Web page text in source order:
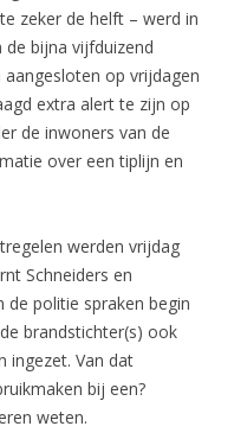
zeker de helft – werd in
bijna vijfduizend
op vrijdagen
extra alert te zijn op
de inwoners van de
over een tiplijn en
werden vrijdag
Schneiders en
politie spraken begin
brandstichter(s) ook
ingezet. Van dat
bij een?
weten.